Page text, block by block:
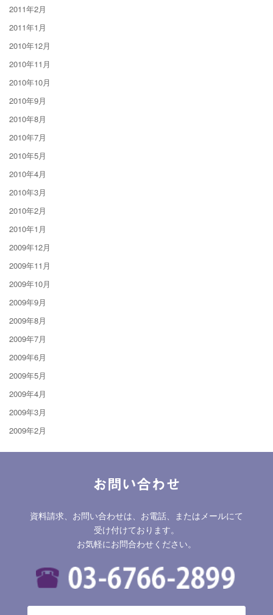
2011年2月
2011年1月
2010年12月
2010年11月
2010年10月
2010年9月
2010年8月
2010年7月
2010年5月
2010年4月
2010年3月
2010年2月
2010年1月
2009年12月
2009年11月
2009年10月
2009年9月
2009年8月
2009年7月
2009年6月
2009年5月
2009年4月
2009年3月
2009年2月
お問い合わせ
資料請求、お問い合わせは、お電話、またはメールにて
受け付けております。
お気軽にお問合わせください。